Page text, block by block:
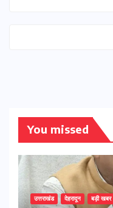
You missed
उत्तराखंड देहरादून बड़ी खबर